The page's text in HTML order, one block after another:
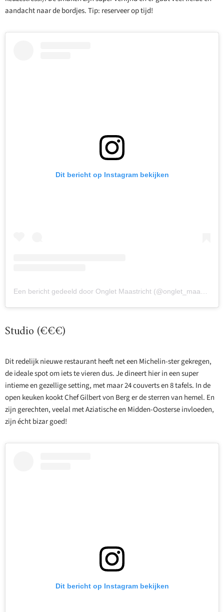
aandacht naar de bordjes. Tip: reserveer op tijd!
Dit bericht op Instagram bekijken
Een bericht gedeeld door Onglet Maastricht (@onglet_maastricht)
Studio (€€€)
Dit redelijk nieuwe restaurant heeft net een Michelin-ster gekregen,
de ideale spot om iets te vieren dus. Je dineert hier in een super
intieme en gezellige setting, met maar 24 couverts en 8 tafels. In de
open keuken kookt Chef Gilbert von Berg er de sterren van hemel. En
zijn gerechten, veelal met Aziatische en Midden-Oosterse invloeden,
zijn écht bizar goed!
Dit bericht op Instagram bekijken